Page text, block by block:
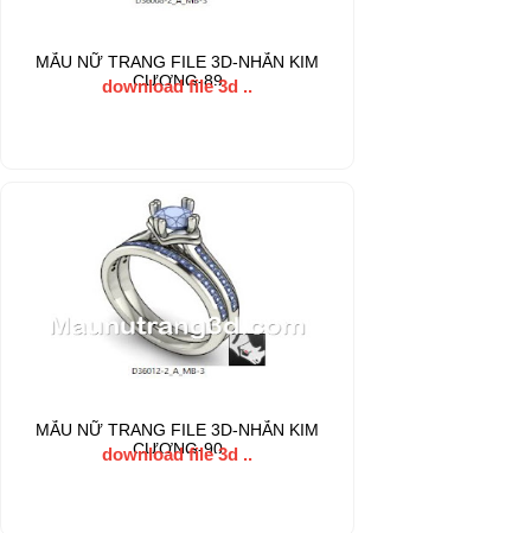
MẪU NỮ TRANG FILE 3D-NHẪN KIM
CƯƠNG-89
download file 3d ..
MẪU NỮ TRANG FILE 3D-NHẪN KIM
CƯƠNG-90
download file 3d ..